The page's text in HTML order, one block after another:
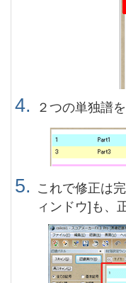
２つの単独譜
これで修正は
ィンドウ]も、